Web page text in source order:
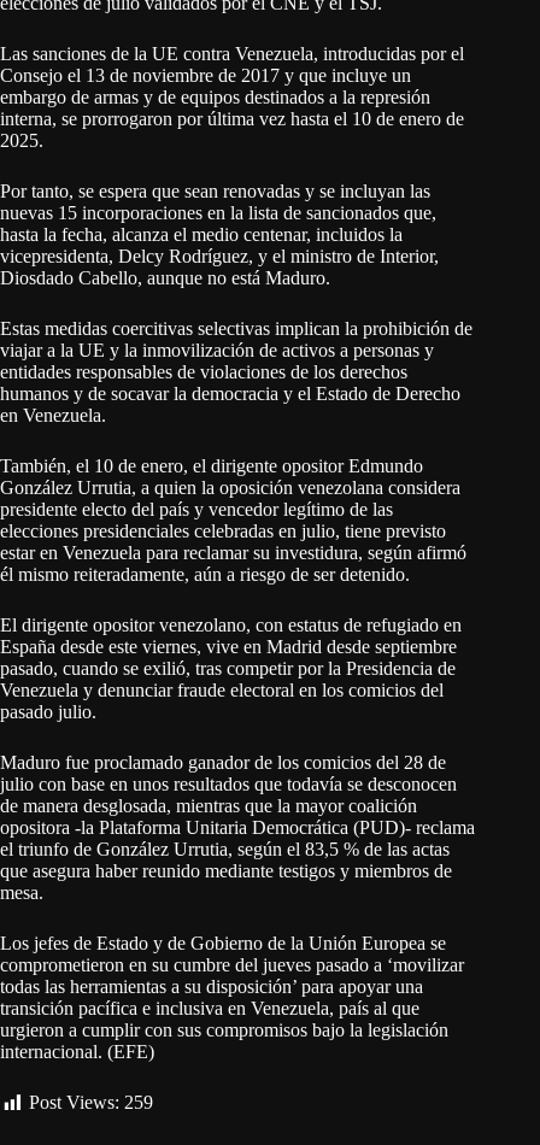
Las sanciones de la UE contra Venezuela, introducidas por el
Consejo el 13 de noviembre de 2017 y que incluye un
embargo de armas y de equipos destinados a la represión
interna, se prorrogaron por última vez hasta el 10 de enero de
2025.
Por tanto, se espera que sean renovadas y se incluyan las
nuevas 15 incorporaciones en la lista de sancionados que,
hasta la fecha, alcanza el medio centenar, incluidos la
vicepresidenta, Delcy Rodríguez, y el ministro de Interior,
Diosdado Cabello, aunque no está Maduro.
Estas medidas coercitivas selectivas implican la prohibición de
viajar a la UE y la inmovilización de activos a personas y
entidades responsables de violaciones de los derechos
humanos y de socavar la democracia y el Estado de Derecho
en Venezuela.
También, el 10 de enero, el dirigente opositor Edmundo
González Urrutia, a quien la oposición venezolana considera
presidente electo del país y vencedor legítimo de las
elecciones presidenciales celebradas en julio, tiene previsto
estar en Venezuela para reclamar su investidura, según afirmó
él mismo reiteradamente, aún a riesgo de ser detenido.
El dirigente opositor venezolano, con estatus de refugiado en
España desde este viernes, vive en Madrid desde septiembre
pasado, cuando se exilió, tras competir por la Presidencia de
Venezuela y denunciar fraude electoral en los comicios del
pasado julio.
Maduro fue proclamado ganador de los comicios del 28 de
julio con base en unos resultados que todavía se desconocen
de manera desglosada, mientras que la mayor coalición
opositora -la Plataforma Unitaria Democrática (PUD)- reclama
el triunfo de González Urrutia, según el 83,5 % de las actas
que asegura haber reunido mediante testigos y miembros de
mesa.
Los jefes de Estado y de Gobierno de la Unión Europea se
comprometieron en su cumbre del jueves pasado a ‘movilizar
todas las herramientas a su disposición’ para apoyar una
transición pacífica e inclusiva en Venezuela, país al que
urgieron a cumplir con sus compromisos bajo la legislación
internacional. (EFE)
Post Views: 259